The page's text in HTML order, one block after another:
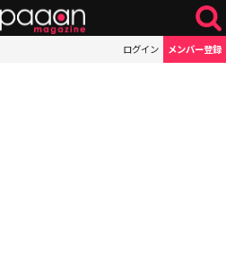
ログイン メンバー登録